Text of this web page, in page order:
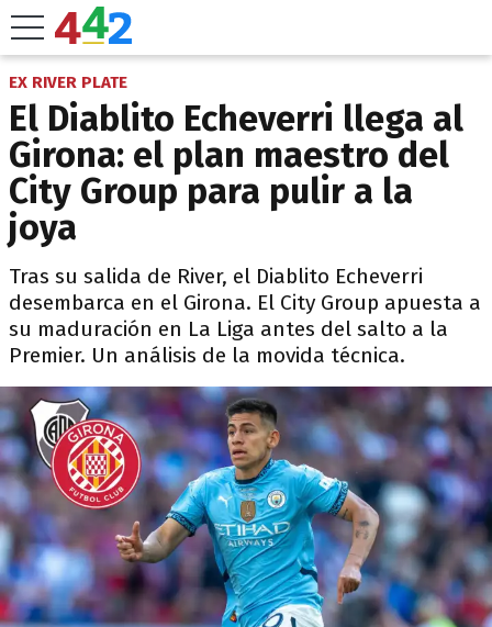
EX RIVER PLATE
El Diablito Echeverri llega al
Girona: el plan maestro del
City Group para pulir a la
joya
Tras su salida de River, el Diablito Echeverri
desembarca en el Girona. El City Group apuesta a
su maduración en La Liga antes del salto a la
Premier. Un análisis de la movida técnica.